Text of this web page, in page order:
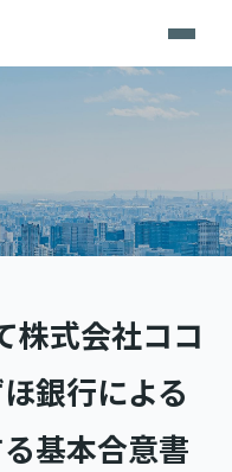
株式会社ココ
銀行による
基本合意書